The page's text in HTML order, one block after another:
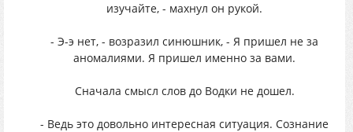
изучайте, - махнул он рукой.
- Э-э нет, - возразил синюшник, - Я пришел не за
аномалиями. Я пришел именно за вами.
Сначала смысл слов до Водки не дошел.
- Ведь это довольно интересная ситуация. Сознание